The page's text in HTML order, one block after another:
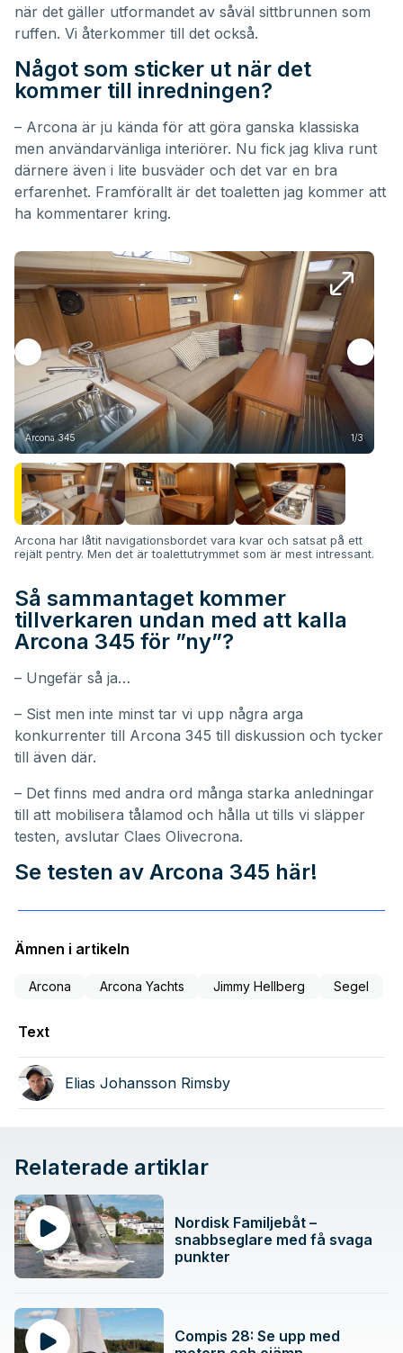
när det gäller utformandet av såväl sittbrunnen som
ruffen. Vi återkommer till det också.
Något som sticker ut när det
kommer till inredningen?
– Arcona är ju kända för att göra ganska klassiska
men användarvänliga interiörer. Nu fick jag kliva runt
därnere även i lite busväder och det var en bra
erfarenhet. Framförallt är det toaletten jag kommer att
ha kommentarer kring.
Arcona 345 1/3
Arcona har låtit navigationsbordet vara kvar och satsat på ett
rejält pentry. Men det är toalettutrymmet som är mest intressant.
Så sammantaget kommer
tillverkaren undan med att kalla
Arcona 345 för ”ny”?
– Ungefär så ja…
– Sist men inte minst tar vi upp några arga
konkurrenter till Arcona 345 till diskussion och tycker
till även där.
– Det finns med andra ord många starka anledningar
till att mobilisera tålamod och hålla ut tills vi släpper
testen, avslutar Claes Olivecrona.
Se testen av Arcona 345 här!
Ämnen i artikeln
Arcona Arcona Yachts Jimmy Hellberg Segel
Text
Elias Johansson Rimsby
Relaterade artiklar
Nordisk Familjebåt –
snabbseglare med få svaga
punkter
Compis 28: Se upp med